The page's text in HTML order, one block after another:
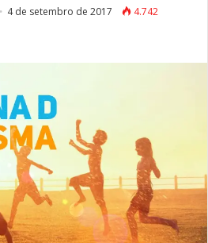
4 de setembro de 2017
4.742